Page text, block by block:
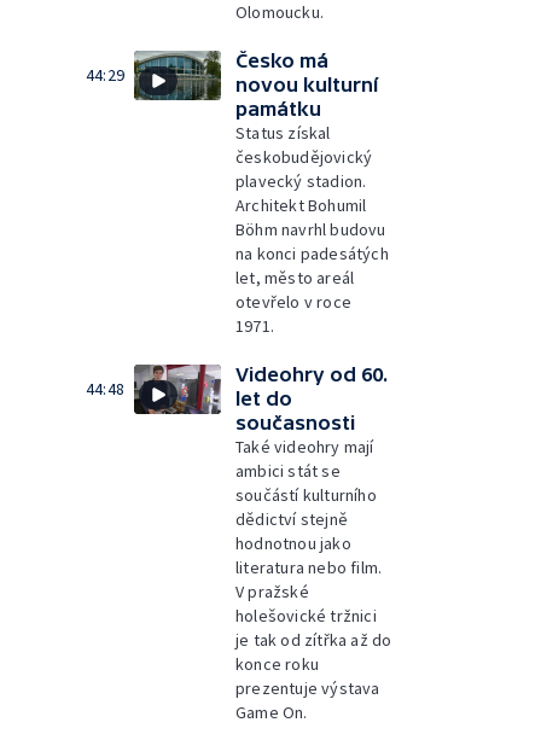
Olomoucku.
44:29
Česko má
novou kulturní
památku
Status získal
českobudějovický
plavecký stadion.
Architekt Bohumil
Böhm navrhl budovu
na konci padesátých
let, město areál
otevřelo v roce
1971.
44:48
Videohry od 60.
let do
současnosti
Také videohry mají
ambici stát se
součástí kulturního
dědictví stejně
hodnotnou jako
literatura nebo film.
V pražské
holešovické tržnici
je tak od zítřka až do
konce roku
prezentuje výstava
Game On.